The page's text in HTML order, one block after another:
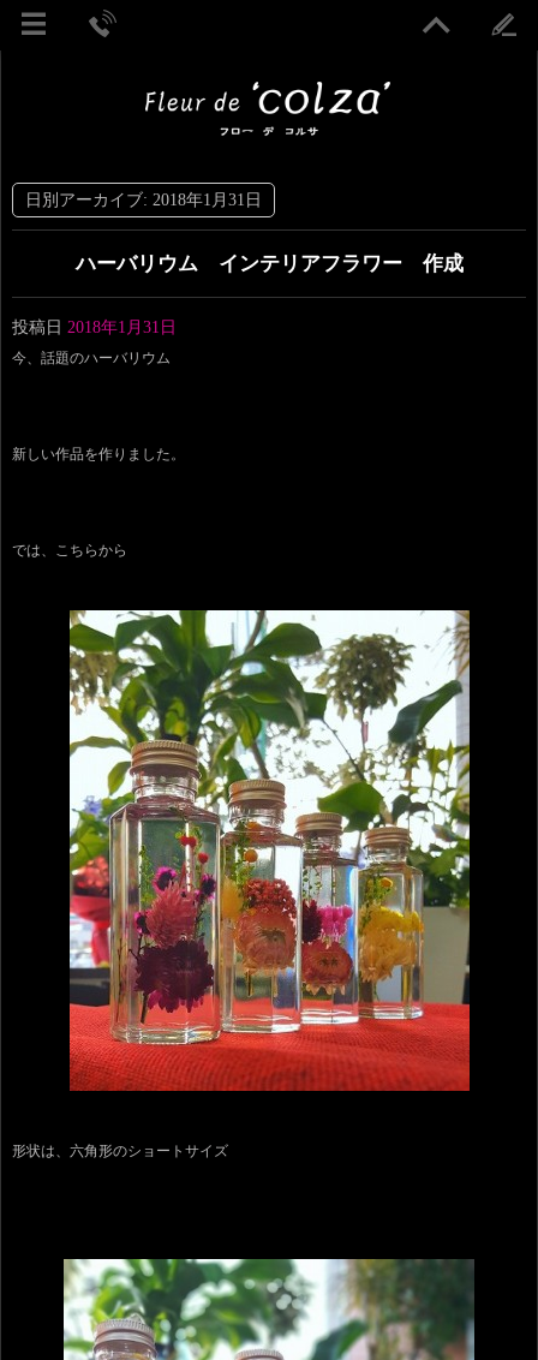
日別アーカイブ: 2018年1月31日
ハーバリウム インテリアフラワー 作成
投稿日 2018年1月31日
今、話題のハーバリウム
新しい作品を作りました。
では、こちらから
形状は、六角形のショートサイズ